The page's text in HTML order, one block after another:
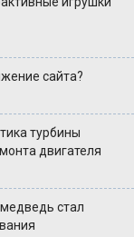
сайта?
турбины
двигателя
стал